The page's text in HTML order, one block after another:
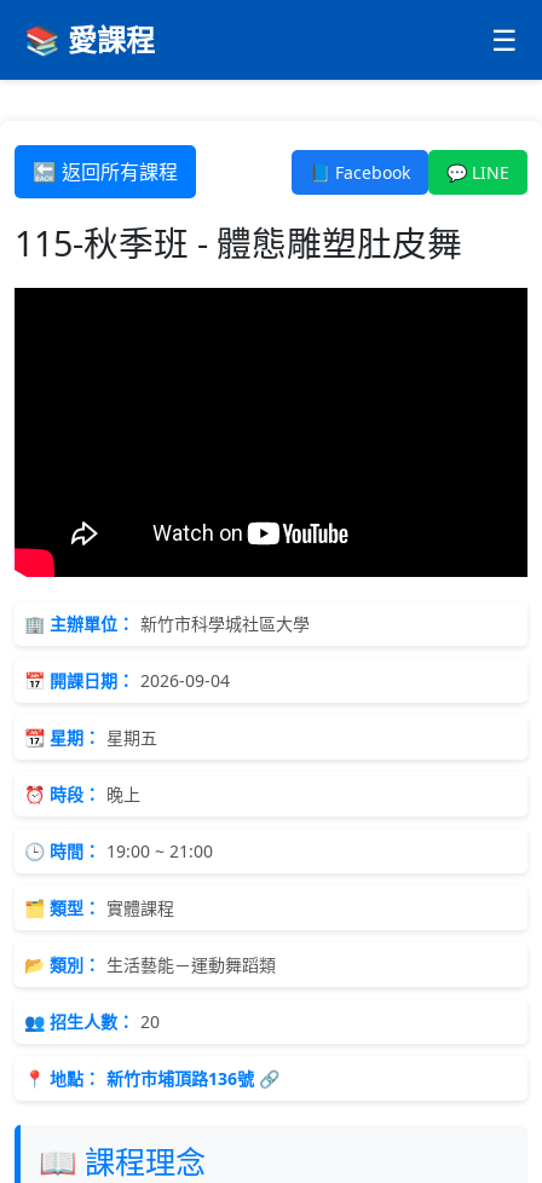
📚 愛課程 ☰
🔙 返回所有課程 📘 Facebook 💬 LINE
115-秋季班 - 體態雕塑肚皮舞
🏢 主辦單位： 新竹市科學城社區大學
📅 開課日期： 2026-09-04
📆 星期： 星期五
⏰ 時段： 晚上
🕒 時間： 19:00 ~ 21:00
🗂 類型： 實體課程
📂 類別： 生活藝能－運動舞蹈類
👥 招生人數： 20
📍 地點： 新竹市埔頂路136號 🔗
📖 課程理念